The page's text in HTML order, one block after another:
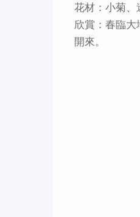
花材：小菊、
欣賞：春臨
開來。